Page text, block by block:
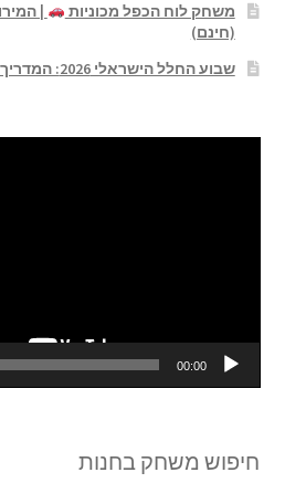
משחק לוח הכפל מכוניות
|
(חינם)
שבוע החלל הישראלי 2026: המדריך המלא
00:00
חיפוש משחק בחנות